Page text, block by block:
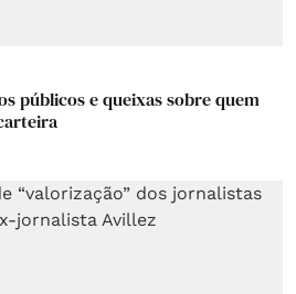
públicos e queixas sobre quem